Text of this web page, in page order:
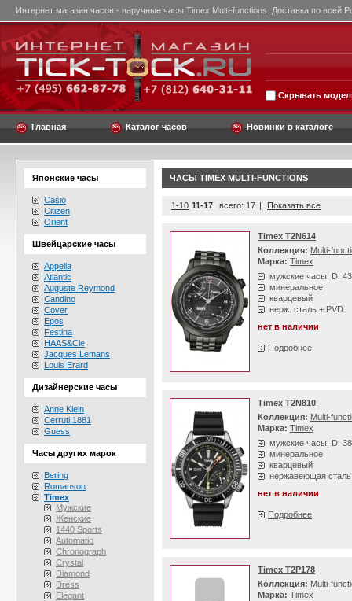
Интернет магазин часов - наручные часы Timex Multi-functions. Доставка по всей
Скрывать
Главная Каталог часов Новинки в каталоге
Японские часы
Casio
Citizen
Orient
Швейцарские часы
Appella
Atlantic
Auguste Reymond
Candino
Cover
Epos
Festina
HAAS&Cie
Jacques Lemans
Louis Erard
Дизайнерские часы
Anne Klein
Cerruti 1881
Guess
Часы других марок
Bering
Romanson
Timex
Мужские
Женские
1440 Sports
Automatic
Chronograph
Crystal
Diamond
Dress
Elegant
ЧАСЫ TIMEX MULTI-FUNCTIONS
1-10 11-17 всего: 17 | Показать все
Timex T2N614
Коллекция: Multi-
Марка: Timex
мужские часы, D:
минеральное
кварцевый
нерж. сталь + PVD
нет в наличии
Подробнее
Timex T2N810
Коллекция: Multi-
Марка: Timex
мужские часы, D:
минеральное
кварцевый
нержавеющая сталь
нет в наличии
Подробнее
Timex T2P178
Коллекция: Multi-
Марка: Timex